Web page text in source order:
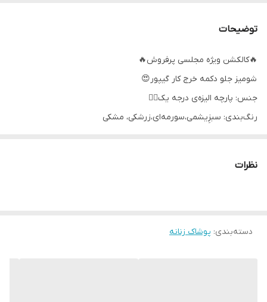
توضیحات
🔥کالکشن ویژه مجلسی پرفروش🔥
شومیز جلو دکمه خرج کار گیپور😍
جنس: پارچه الیزه‌ی درجه یک👌🏻
رنگ‌بندی: سبزِیشمی،سورمه‌ای،زرشکی، مشکی
عرض سایز ۲: ۵۵ سانت
جنس پارچه درجه یک، و بخاطر لَختی و سبکی پارچه تن‌خور فوق‌العاده
نظرات
دسته‌بندی: پوشاک زنانه